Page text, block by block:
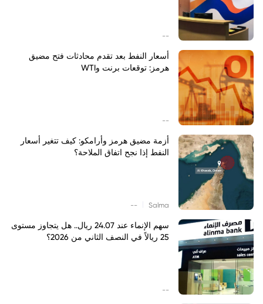
--
أسعار النفط بعد تقدم محادثات فتح مضيق
هرمز: توقعات برنت وWTI
--
أزمة مضيق هرمز وأرامكو: كيف تتغير أسعار
النفط إذا نجح اتفاق الملاحة؟
Salma
--
سهم الإنماء عند 24.07 ريال.. هل يتجاوز مستوى
25 ريالاً في النصف الثاني من 2026؟
--